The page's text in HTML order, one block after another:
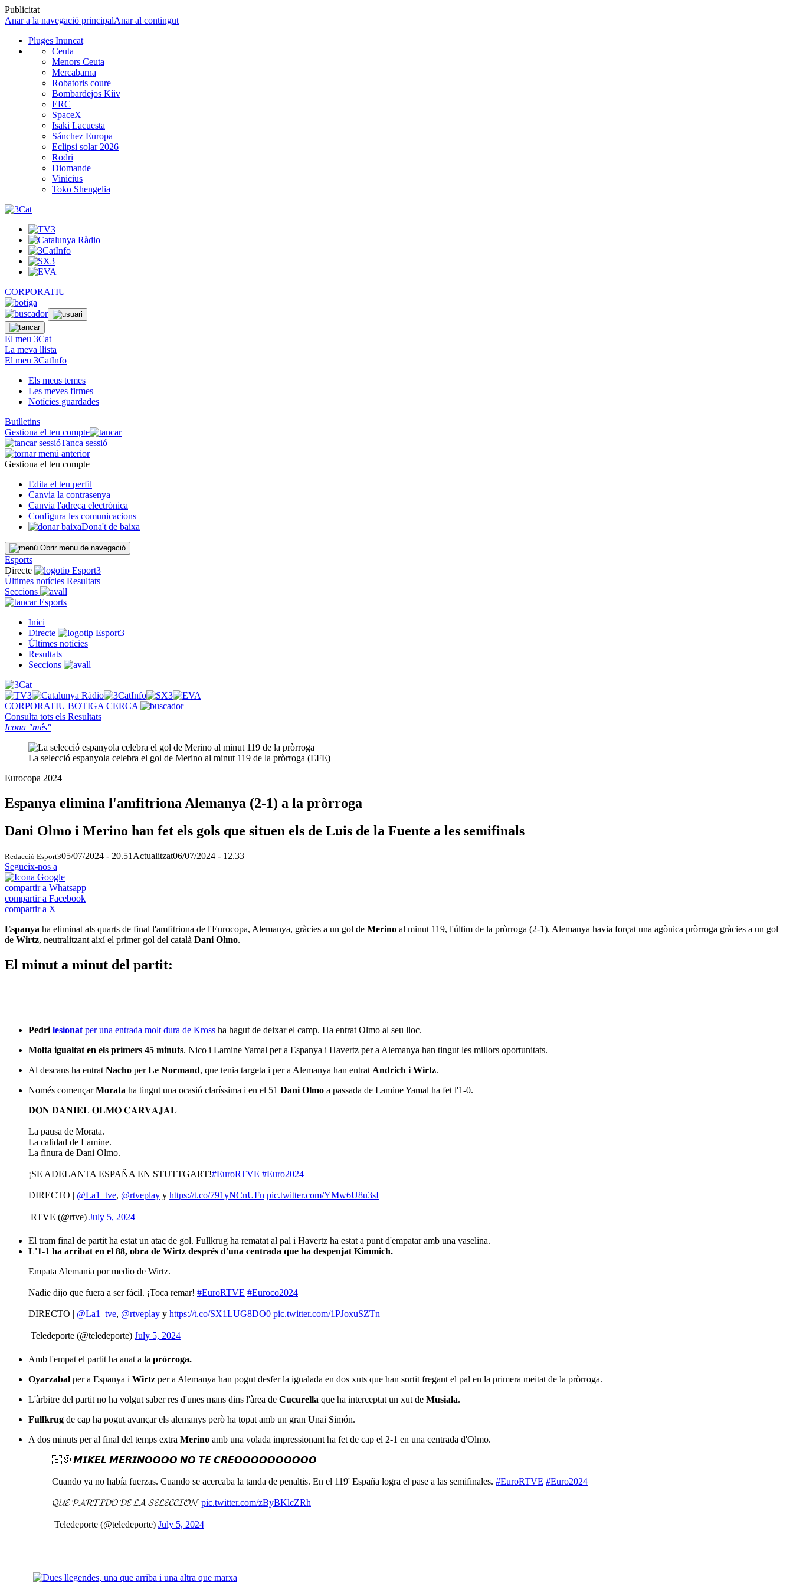
Publicitat
Anar a la navegació principalAnar al contingut
Pluges Inuncat
Ceuta
Menors Ceuta
Mercabarna
Robatoris coure
Bombardejos Kíiv
ERC
SpaceX
Isaki Lacuesta
Sánchez Europa
Eclipsi solar 2026
Rodri
Diomande
Vinicius
Toko Shengelia
CORPORATIU
El meu 3Cat
La meva llista
El meu 3CatInfo
Els meus temes
Les meves firmes
Notícies guardades
Butlletins
Gestiona el teu compte
Tanca sessió
Gestiona el teu compte
Edita el teu perfil
Canvia la contrasenya
Canvia l'adreça electrònica
Configura les comunicacions
Dona't de baixa
Obrir menu de navegació
Esports
Directe
Últimes notícies Resultats
Seccions
Esports
Inici
Directe
Últimes notícies
Resultats
Seccions
CORPORATIU BOTIGA CERCA
Consulta tots els Resultats
Icona "més"
La selecció espanyola celebra el gol de Merino al minut 119 de la pròrroga (EFE)
Eurocopa 2024
Espanya elimina l'amfitriona Alemanya (2-1) a la pròrroga
Dani Olmo i Merino han fet els gols que situen els de Luis de la Fuente a les semifinals
Redacció Esport305/07/2024 - 20.51 Actualitzat06/07/2024 - 12.33
Segueix-nos a
compartir a Whatsapp
compartir a Facebook
compartir a X
Espanya ha eliminat als quarts de final l'amfitriona de l'Eurocopa, Alemanya, gràcies a un gol de Merino al minut 119, l'últim de la pròrroga (2-1). Alemanya havia forçat una agònica pròrroga gràcies a un gol
de Wirtz, neutralitzant així el primer gol del català Dani Olmo.
El minut a minut del partit:
Pedri lesionat per una entrada molt dura de Kross ha hagut de deixar el camp. Ha entrat Olmo al seu lloc.
Molta igualtat en els primers 45 minuts. Nico i Lamine Yamal per a Espanya i Havertz per a Alemanya han tingut les millors oportunitats.
Al descans ha entrat Nacho perLe Normand, que tenia targeta i per a Alemanya han entrat Andrich i Wirtz.
Només començarMorata ha tingut una ocasió claríssima i en el 51 Dani Olmo a passada de Lamine Yamal ha fet l'1-0.
𝐃𝐎𝐍 𝐃𝐀𝐍𝐈𝐄𝐋 𝐎𝐋𝐌𝐎 𝐂𝐀𝐑𝐕𝐀𝐉𝐀𝐋
La pausa de Morata.
La calidad de Lamine.
La finura de Dani Olmo.
¡SE ADELANTA ESPAÑA EN STUTTGART!#EuroRTVE #Euro2024
DIRECTO | @La1_tve, @rtveplay y https://t.co/791yNCnUFn pic.twitter.com/YMw6U8u3sI
 RTVE (@rtve) July 5, 2024
El tram final de partit ha estat un atac de gol. Fullkrug ha rematat al pal i Havertz ha estat a punt d'empatar amb una vaselina.
L'1-1 ha arribat en el 88, obra de Wirtz després d'una centrada que ha despenjat Kimmich.
Empata Alemania por medio de Wirtz.
Nadie dijo que fuera a ser fácil. ¡Toca remar! #EuroRTVE #Euroco2024
DIRECTO | @La1_tve, @rtveplay y https://t.co/SX1LUG8DO0 pic.twitter.com/1PJoxuSZTn
 Teledeporte (@teledeporte) July 5, 2024
Amb l'empat el partit ha anat a la pròrroga.
Oyarzabal per a Espanya i Wirtz per a Alemanya han pogut desfer la igualada en dos xuts que han sortit fregant el pal en la primera meitat de la pròrroga.
L'àrbitre del partit no ha volgut saber res d'unes mans dins l'àrea de Cucurella que ha interceptat un xut de Musiala.
Fullkrug de cap ha pogut avançar els alemanys però ha topat amb un gran Unai Simón.
A dos minuts per al final del temps extra Merino amb una volada impressionant ha fet de cap el 2-1 en una centrada d'Olmo.
🇪🇸 𝙈𝙄𝙆𝙀𝙇 𝙈𝙀𝙍𝙄𝙉𝙊𝙊𝙊𝙊 𝙉𝙊 𝙏𝙀 𝘾𝙍𝙀𝙊𝙊𝙊𝙊𝙊𝙊𝙊𝙊𝙊𝙊
Cuando ya no había fuerzas. Cuando se acercaba la tanda de penaltis. En el 119' España logra el pase a las semifinales. #EuroRTVE #Euro2024
𝓠𝓤𝓔́ 𝓟𝓐𝓡𝓣𝓘𝓓𝓞 𝓓𝓔 𝓛𝓐 𝓢𝓔𝓛𝓔𝓒𝓒𝓘𝓞́𝓝pic.twitter.com/zByBKlcZRh
 Teledeporte (@teledeporte) July 5, 2024